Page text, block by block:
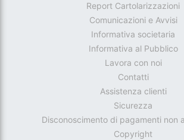
Report Cartolarizzazioni
Comunicazioni e Avvisi
Informativa societaria
Informativa al Pubblico
Lavora con noi
Contatti
Assistenza clienti
Sicurezza
Disconoscimento di pagamenti non
Copyright